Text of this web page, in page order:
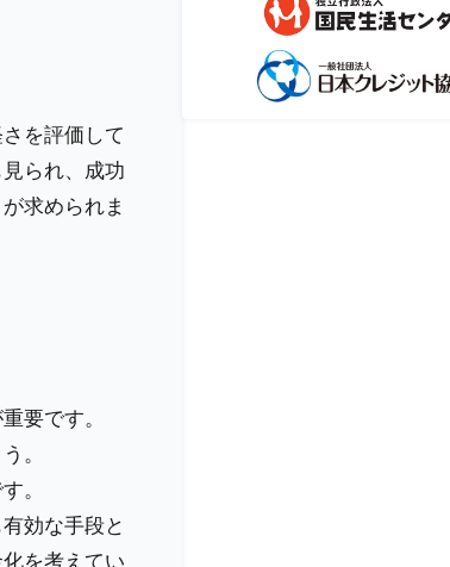
を評価して
られ、成功
求められま
要です。
。
。
効な手段と
を考えてい